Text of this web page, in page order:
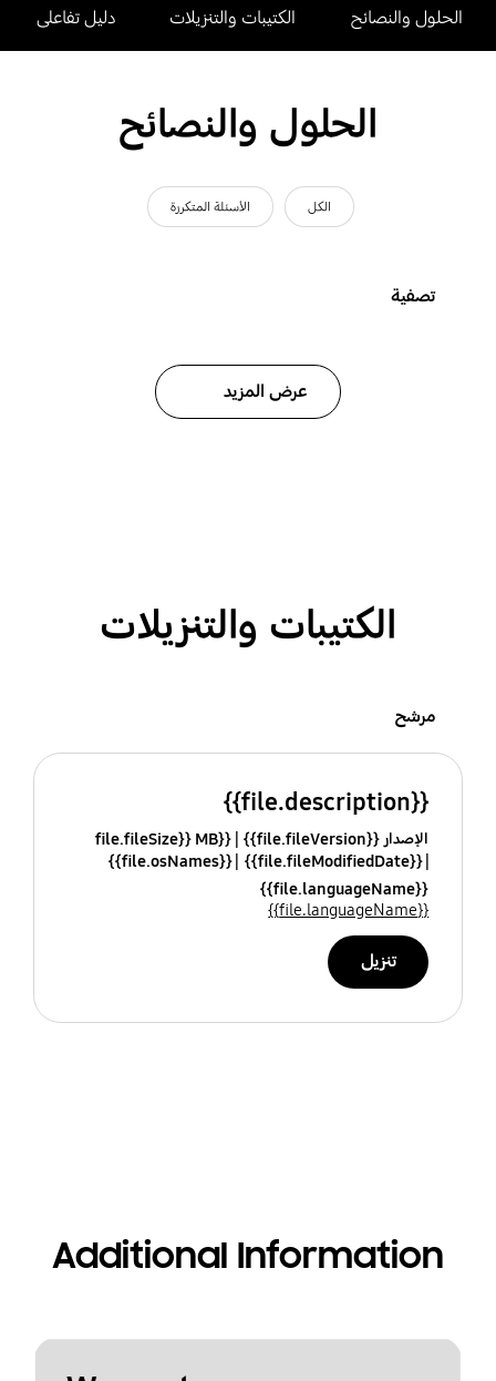
الحلول والنصائح الكتيبات والتنزيلات دليل تفاعلى
الحلول والنصائح
الكل الأسئلة المتكررة
تصفية
عرض المزيد
الكتيبات والتنزيلات
مرشح
{{file.description}}
الإصدار {{file.fileVersion}}
{{file.fileSize}} MB
{{file.fileModifiedDate}}
{{file.osNames}}
{{file.languageName}}
{{file.languageName}}
تنزيل
Additional Information